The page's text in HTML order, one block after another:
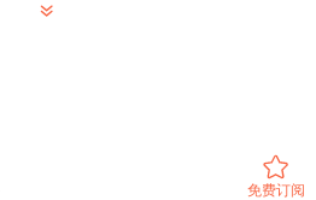
免费订阅